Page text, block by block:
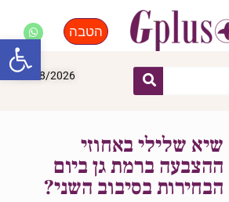
הטבה
08/08/2026
שיא שלילי באחוזי
ההצבעה ברמת גן ביום
הבחירות בסיבוב השני?
פתח